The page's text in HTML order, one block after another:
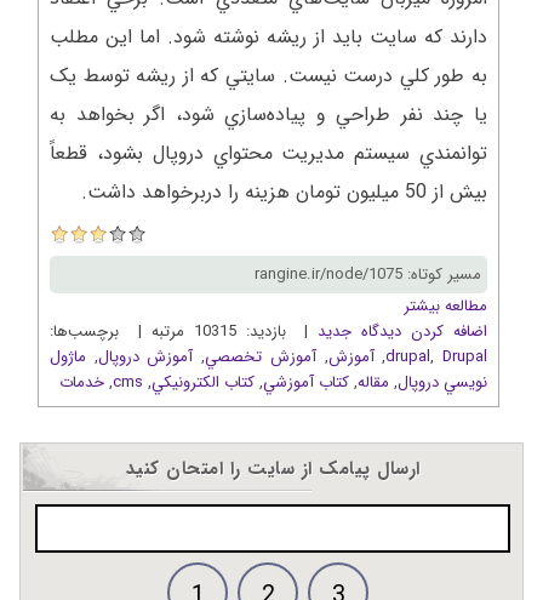
دارند که سايت بايد از ريشه نوشته شود. اما اين مطلب
به طور کلي درست نيست. سايتي که از ريشه توسط يک
يا چند نفر طراحي و پياده‌سازي شود، اگر بخواهد به
توانمندي سيستم مديريت محتواي دروپال بشود، قطعاً
بيش از 50 ميليون تومان هزينه را دربرخواهد داشت
.
مسیر کوتاه: rangine.ir/node/1075
مطالعه بیشتر
اضافه کردن دیدگاه جدید | بازدید: 10315 مرتبه | برچسب‌ها:
drupal,Drupal
,آموزش,آموزش تخصصي,آموزش دروپال, ماژول
نويسي دروپال, مقاله,کتاب آموزشي,کتاب الکترونيکي,
cms
,خدمات
ارسال پیامک از سایت را امتحان کنید